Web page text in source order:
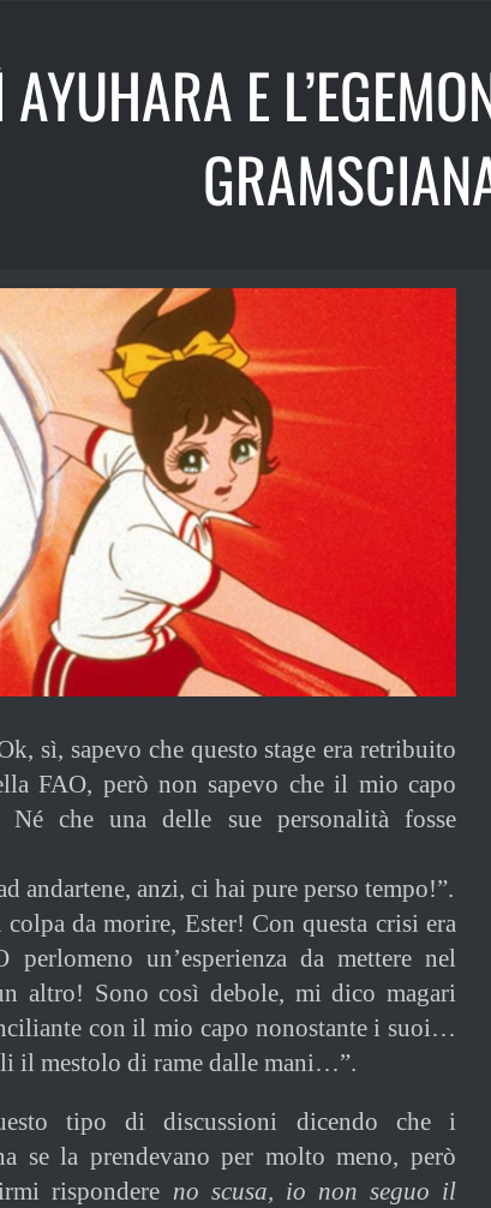
E
sì, sapevo che questo stage era retribuito
FAO, però non sapevo che il mio capo
Né che una delle sue personalità fosse
andartene, anzi, ci hai pure perso tempo!”.
da morire, Ester! Con questa crisi era
un’esperienza da mettere nel
altro! Sono così debole, mi dico magari
con il mio capo nonostante i suoi…
il mestolo di rame dalle mani…”.
tipo di discussioni dicendo che i
se la prendevano per molto meno, però
rispondere no scusa, io non seguo il